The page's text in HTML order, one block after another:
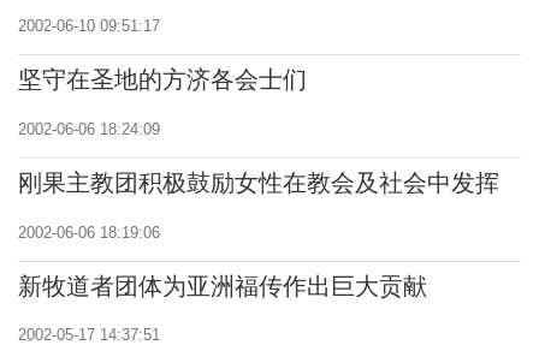
2002-06-10 09:51:17
坚守在圣地的方济各会士们
2002-06-06 18:24:09
刚果主教团积极鼓励女性在教会及社会中发挥
2002-06-06 18:19:06
新牧道者团体为亚洲福传作出巨大贡献
2002-05-17 14:37:51